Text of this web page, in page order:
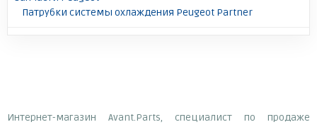
Патрубки системы охлаждения Peugeot Partner
Интернет-магазин Avant.Parts, специалист по продаже